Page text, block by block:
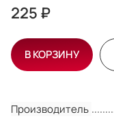
Производитель
225 ₽
В КОРЗИНУ